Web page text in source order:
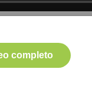
completo